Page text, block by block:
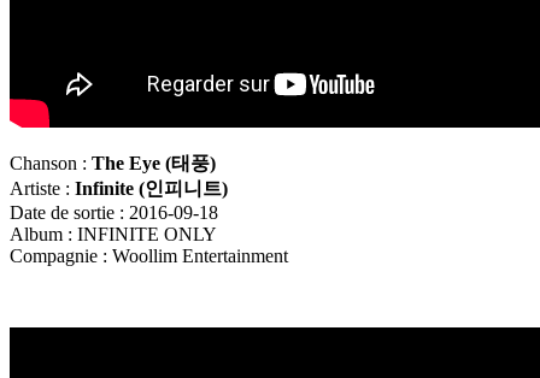
Chanson : The Eye (태풍)
Artiste : Infinite (인피니트)
Date de sortie : 2016-09-18
Album : INFINITE ONLY
Compagnie : Woollim Entertainment